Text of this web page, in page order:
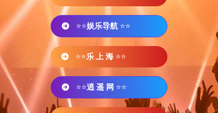
⭐⭐娱乐导航 ⭐⭐
⭐⭐乐 上 海 ⭐⭐
⭐⭐逍 遥 网 ⭐⭐